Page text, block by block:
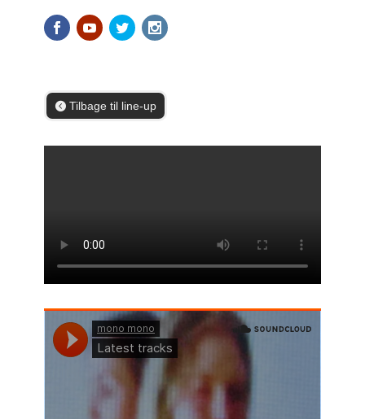
Tilbage til line-up